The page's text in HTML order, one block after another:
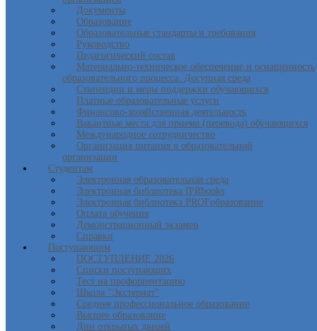
Документы
Образование
Образовательные стандарты и требования
Руководство
Педагогический состав
Материально-техническое обеспечение и оснащенность
образовательного процесса. Досупная среда
Стипендии и меры поддержки обучающихся
Платные образовательные услуги
Финансово-хозяйственная деятельность
Вакантные места для приема (перевода) обучающихся
Международное сотрудничество
Организация питания в образовательной
организации
Студентам
Электронная образовательная среда
Электронная библиотека IPRbooks
Электронная библиотека PROFобразование
Оплата обучения
Демонстрационный экзамен
Справки
Поступающим
ПОСТУПЛЕНИЕ 2026
Списки поступающих
Тест на профориентацию
Школа "Экстернат"
Среднее профессиональное образование
Высшее образование
Дни открытых дверей